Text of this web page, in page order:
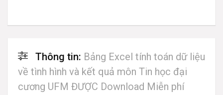
Thông tin: Bảng Excel tính toán dữ liệu
về tình hình và kết quả môn Tin học đại
cương UFM ĐƯỢC Download Miễn phí